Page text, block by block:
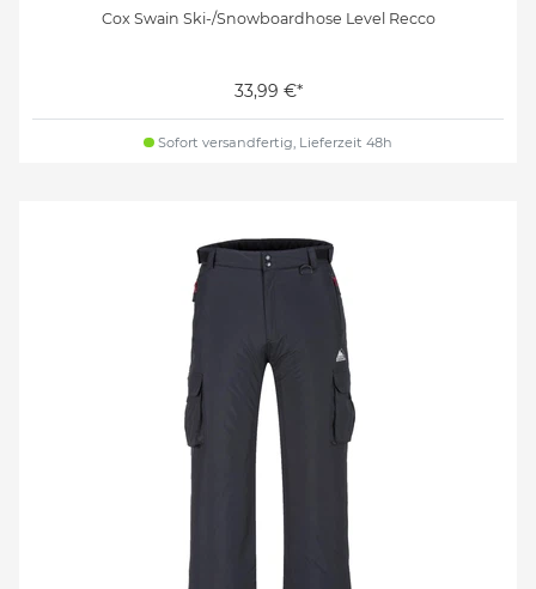
Cox Swain Ski-/Snowboardhose Level Recco
33,99 €*
Sofort versandfertig, Lieferzeit 48h